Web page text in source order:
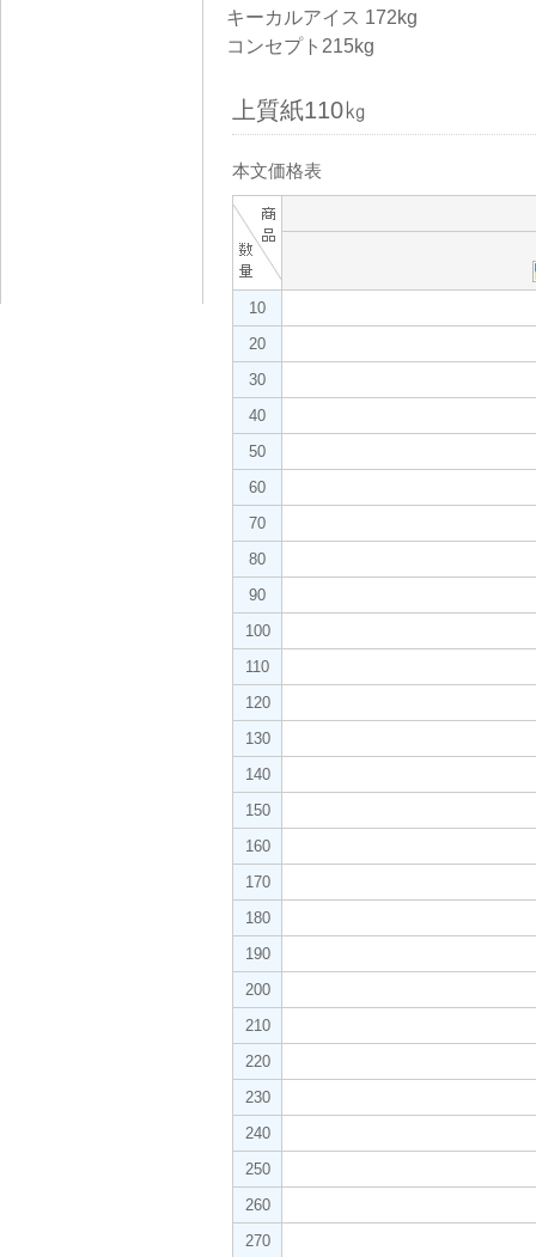
キーカルアイス 172kg
コンセプト215kg
上質紙110㎏
本文価格表
10
20
30
40
50
60
70
80
90
100
110
120
130
140
150
160
170
180
190
200
210
220
230
240
250
260
270